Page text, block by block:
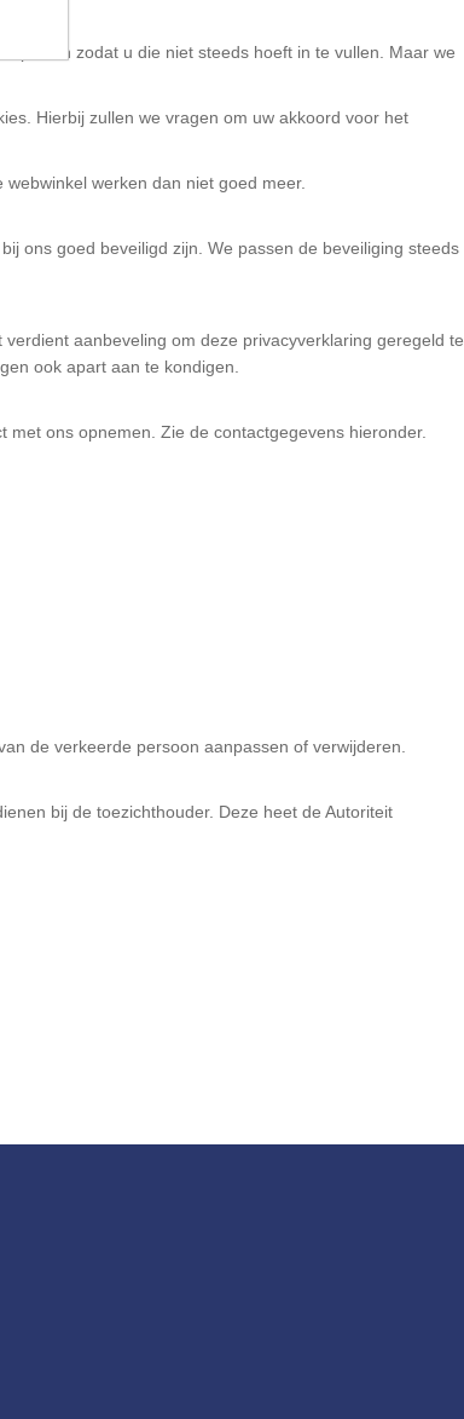
zodat u die niet steeds hoeft in te vullen. Maar we
Hierbij zullen we vragen om uw akkoord voor het
werken dan niet goed meer.
ons goed beveiligd zijn. We passen de beveiliging steeds
aanbeveling om deze privacyverklaring geregeld te
ook apart aan te kondigen.
ons opnemen. Zie de contactgegevens hieronder.
de verkeerde persoon aanpassen of verwijderen.
bij de toezichthouder. Deze heet de Autoriteit